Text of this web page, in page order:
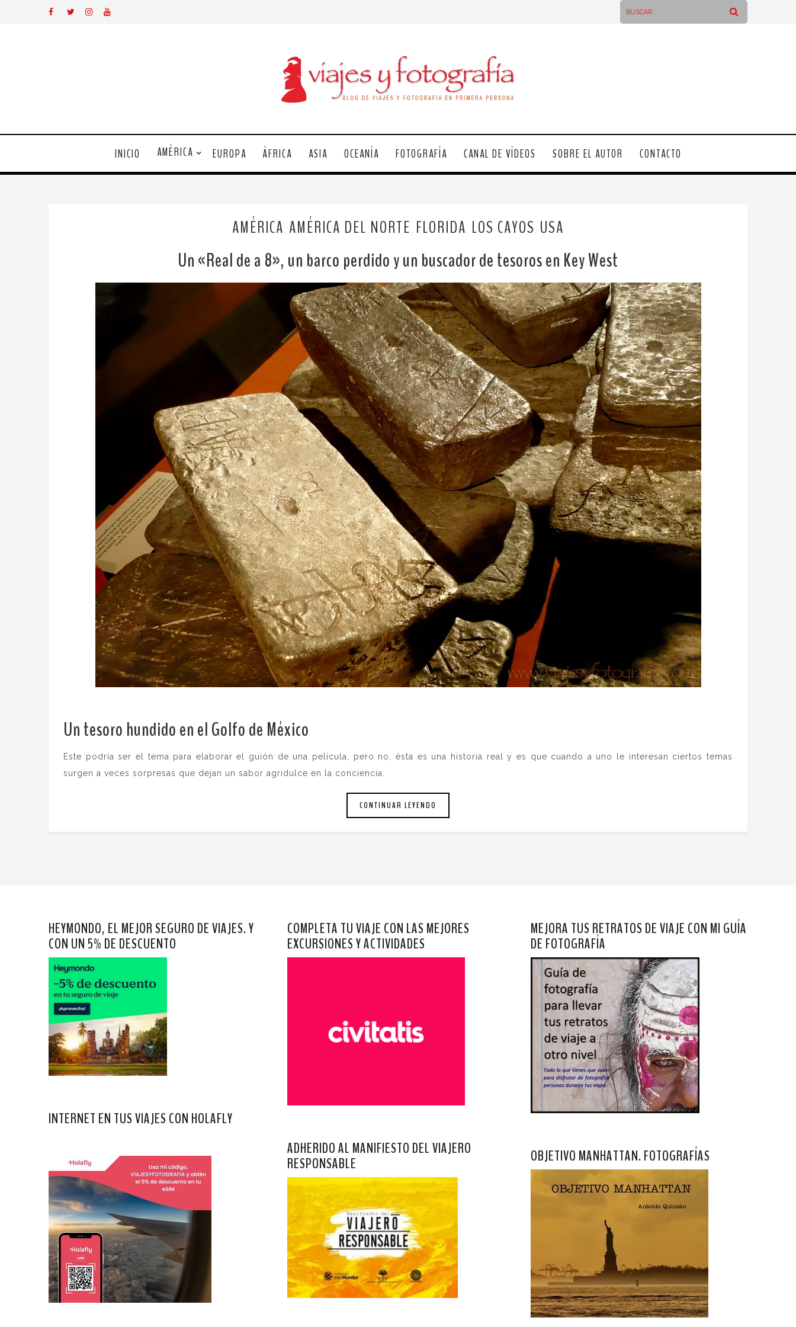
INICIO AMÉRICA EUROPA ÁFRICA ASIA OCEANÍA FOTOGRAFÍA CANAL DE VÍDEOS SOBRE EL AUTOR CONTACTO
AMÉRICA AMÉRICA DEL NORTE FLORIDA LOS CAYOS USA
Un «Real de a 8», un barco perdido y un buscador de tesoros en Key West
Un tesoro hundido en el Golfo de México
Este podría ser el tema para elaborar el guión de una película, pero no, ésta es una historia real y es que cuando a uno le interesan ciertos temas
surgen a veces sorpresas que dejan un sabor agridulce en la conciencia.
CONTINUAR LEYENDO
HEYMONDO, EL MEJOR SEGURO DE VIAJES. Y
CON UN 5% DE DESCUENTO
INTERNET EN TUS VIAJES CON HOLAFLY
COMPLETA TU VIAJE CON LAS MEJORES
EXCURSIONES Y ACTIVIDADES
ADHERIDO AL MANIFIESTO DEL VIAJERO
RESPONSABLE
MEJORA TUS RETRATOS DE VIAJE CON MI GUÍA
DE FOTOGRAFÍA
OBJETIVO MANHATTAN. FOTOGRAFÍAS